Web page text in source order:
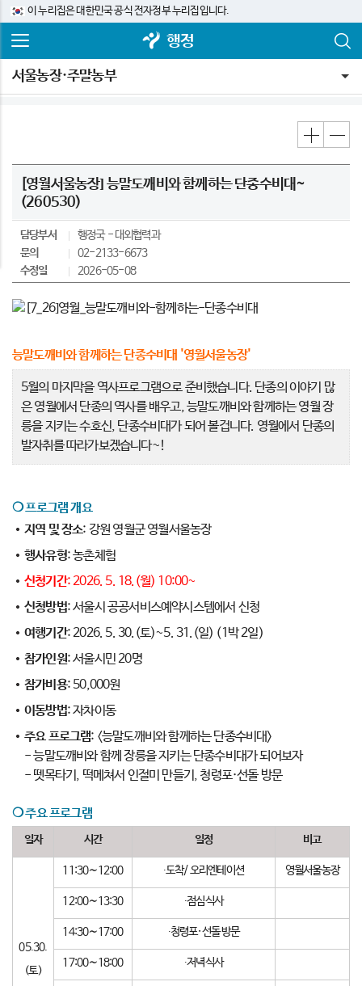
이 누리집은 대한민국 공식 전자정부 누리집입니다.
행정
서울농장·주말농부
[영월서울농장] 능말도깨비와 함께하는 단종수비대~
(260530)
담당부서 행정국
대외협력과
문의
02-2133-6673
수정일
2026-05-08
능말도깨비와 함께하는 단종수비대 '영월서울농장'
5월의 마지막을 역사프로그램으로 준비했습니다. 단종의 이야기 많
은 영월에서 단종의 역사를 배우고, 능말도깨비와 함께하는 영월 장
릉을 지키는 수호신, 단종수비대가 되어 볼겁니다. 영월에서 단종의
발자취를 따라가보겠습니다~!
❍프로그램 개요
지역 및 장소: 강원 영월군 영월서울농장
행사유형: 농촌체험
신청기간: 2026. 5. 18.(월) 10:00~
신청방법: 서울시 공공서비스예약시스템에서 신청
여행기간: 2026. 5. 30.(토)~5. 31.(일) (1박 2일)
참가인원: 서울시민 20명
참가비용: 50,000원
이동방법: 자차이동
주요 프로그램: <능말도깨비와 함께하는 단종수비대>
- 능말도깨비와 함께 장릉을 지키는 단종수비대가 되어보자
- 뗏목타기, 떡메쳐서 인절미 만들기, 청령포·선돌 방문
❍주요 프로그램
일자 시간 일정 비고
05.30.
(토)
11:30∼12:00 ∙도착/ 오리엔테이션 영월서울농장
12:00∼13:30 ∙점심식사
14:30∼17:00 ∙청령포·선돌 방문
17:00∼18:00 ∙저녁식사